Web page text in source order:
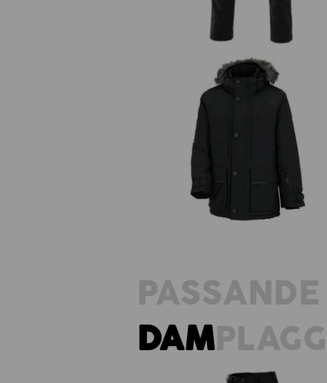
Vinterparkas e.s.vision, herrar
PASSANDE
DAMPLAGG